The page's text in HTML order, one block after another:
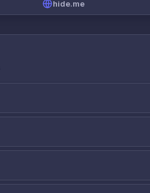
hide.me